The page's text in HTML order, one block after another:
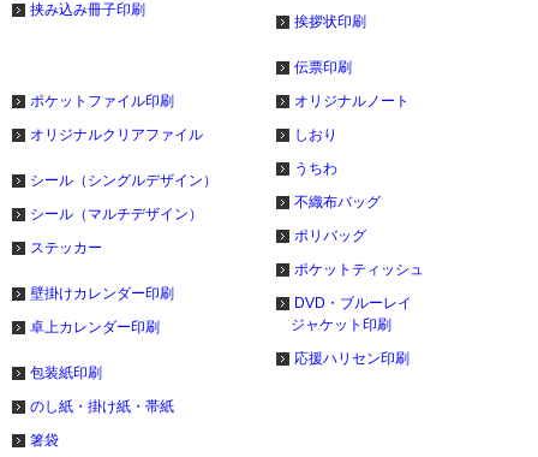
挟み込み冊子印刷
挨拶状印刷
伝票印刷
ポケットファイル印刷
オリジナルクリアファイル
シール（シングルデザイン）
シール（マルチデザイン）
ステッカー
壁掛けカレンダー印刷
卓上カレンダー印刷
包装紙印刷
のし紙・掛け紙・帯紙
箸袋
オリジナルノート
しおり
うちわ
不織布バッグ
ポリバッグ
ポケットティッシュ
DVD・ブルーレイ
ジャケット印刷
応援ハリセン印刷